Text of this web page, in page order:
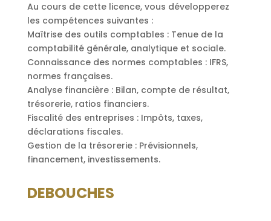
Au cours de cette licence, vous développerez
les compétences suivantes :
Maîtrise des outils comptables : Tenue de la
comptabilité générale, analytique et sociale.
Connaissance des normes comptables : IFRS,
normes françaises.
Analyse financière : Bilan, compte de résultat,
trésorerie, ratios financiers.
Fiscalité des entreprises : Impôts, taxes,
déclarations fiscales.
Gestion de la trésorerie : Prévisionnels,
financement, investissements.
DEBOUCHES